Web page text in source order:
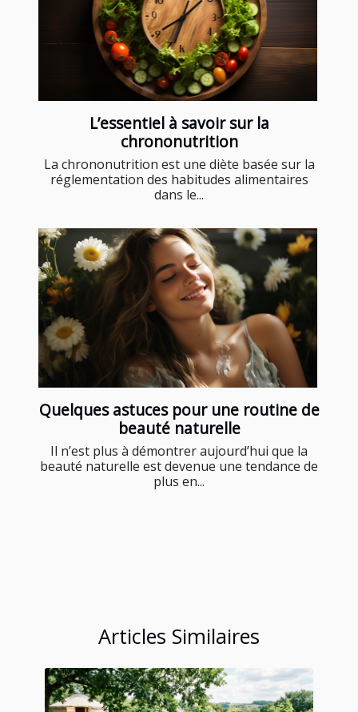
L’essentiel à savoir sur la
chrononutrition
La chrononutrition est une diète basée sur la
réglementation des habitudes alimentaires
dans le...
Quelques astuces pour une routine de
beauté naturelle
Il n’est plus à démontrer aujourd’hui que la
beauté naturelle est devenue une tendance de
plus en...
Articles Similaires